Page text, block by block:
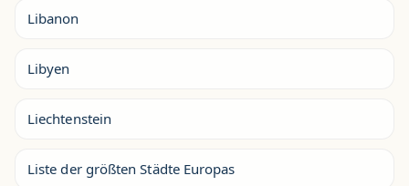
Libanon
Libyen
Liechtenstein
Liste der größten Städte Europas